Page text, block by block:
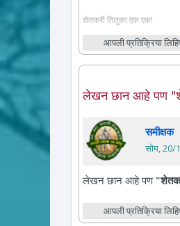
शेतकरी तितुका एक एक!
आपली प्रतिक्रिया
लेखन छान आहे पण
समीक्षक
सोम, 20/
लेखन छान आहे पण
आपली प्रतिक्रिया